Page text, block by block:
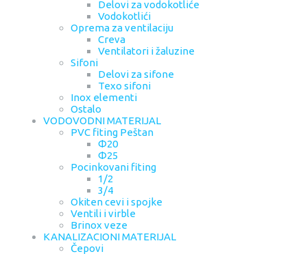
Delovi za vodokotliće
Vodokotlići
Oprema za ventilaciju
Creva
Ventilatori i žaluzine
Sifoni
Delovi za sifone
Texo sifoni
Inox elementi
Ostalo
VODOVODNI MATERIJAL
PVC fiting Peštan
Φ20
Φ25
Pocinkovani fiting
1/2
3/4
Okiten cevi i spojke
Ventili i virble
Brinox veze
KANALIZACIONI MATERIJAL
Čepovi